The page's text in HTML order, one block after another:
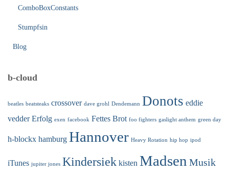
ComboBoxConstants
Stumpfsin
Blog
b-cloud
beatles beatsteaks crossover dave grohl Dendemann Donots eddie
vedder Erfolg exen facebook Fettes Brot foo fighters gaslight anthem green day
h-blockx hamburg Hannover Heavy Rotation hip hop ipod
iTunes jupiter jones Kindersiek kisten Madsen Musik